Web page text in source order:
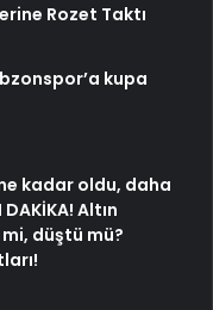
Rozet Taktı
kupa
kadar oldu, daha
Altın
düştü mü?